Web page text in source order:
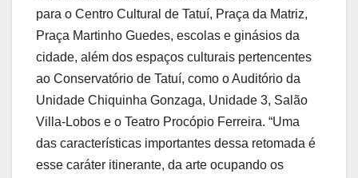
para o Centro Cultural de Tatuí, Praça da Matriz,
Praça Martinho Guedes, escolas e ginásios da
cidade, além dos espaços culturais pertencentes
ao Conservatório de Tatuí, como o Auditório da
Unidade Chiquinha Gonzaga, Unidade 3, Salão
Villa-Lobos e o Teatro Procópio Ferreira. “Uma
das características importantes dessa retomada é
esse caráter itinerante, da arte ocupando os